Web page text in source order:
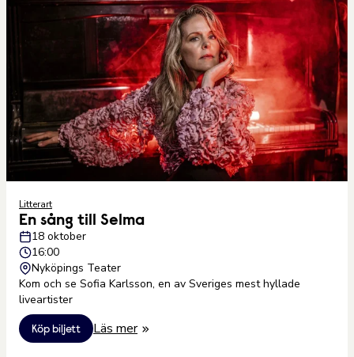
Litterart
En sång till Selma
18 oktober
16:00
Nyköpings Teater
Kom och se Sofia Karlsson, en av Sveriges mest hyllade
liveartister
Köp biljett Läs mer